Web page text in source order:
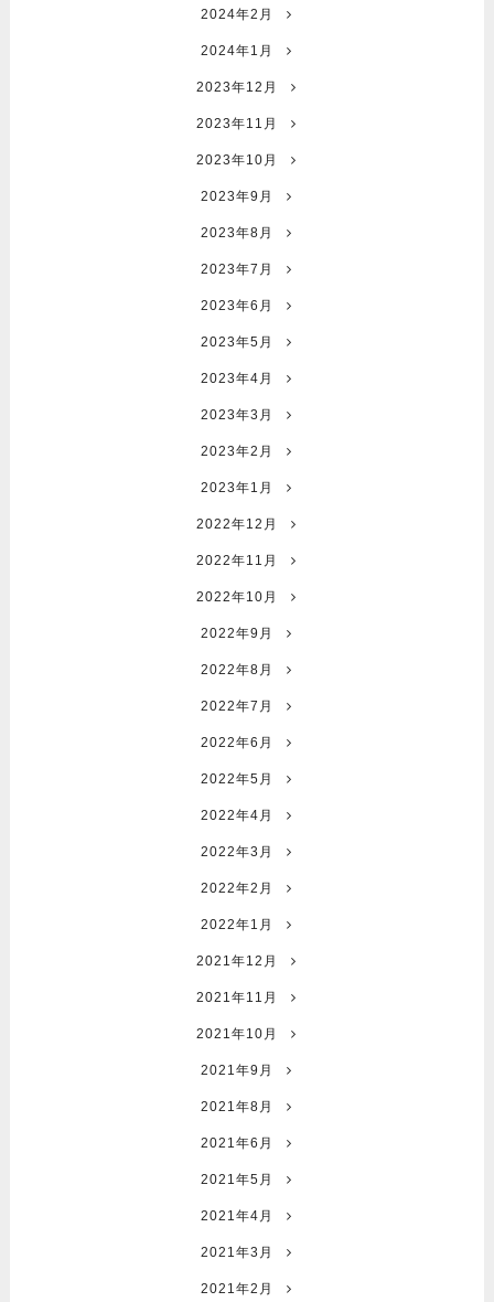
2024年2月
2024年1月
2023年12月
2023年11月
2023年10月
2023年9月
2023年8月
2023年7月
2023年6月
2023年5月
2023年4月
2023年3月
2023年2月
2023年1月
2022年12月
2022年11月
2022年10月
2022年9月
2022年8月
2022年7月
2022年6月
2022年5月
2022年4月
2022年3月
2022年2月
2022年1月
2021年12月
2021年11月
2021年10月
2021年9月
2021年8月
2021年6月
2021年5月
2021年4月
2021年3月
2021年2月